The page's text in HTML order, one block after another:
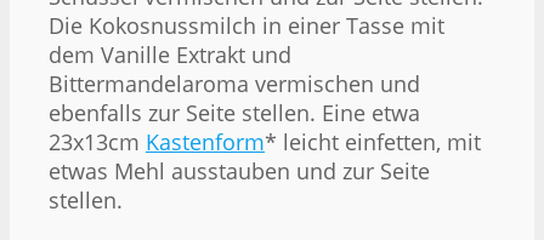
Die Kokosnussmilch in einer Tasse mit
dem Vanille Extrakt und
Bittermandelaroma vermischen und
ebenfalls zur Seite stellen. Eine etwa
23x13cm Kastenform* leicht einfetten, mit
etwas Mehl ausstauben und zur Seite
stellen.